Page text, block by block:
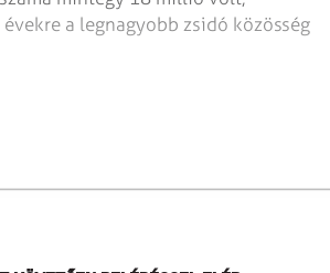
a legnagyobb zsidó közösség
egynegyede eltűnt.